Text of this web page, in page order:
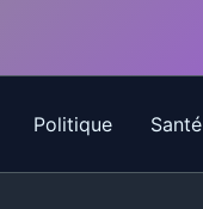
Politique Santé